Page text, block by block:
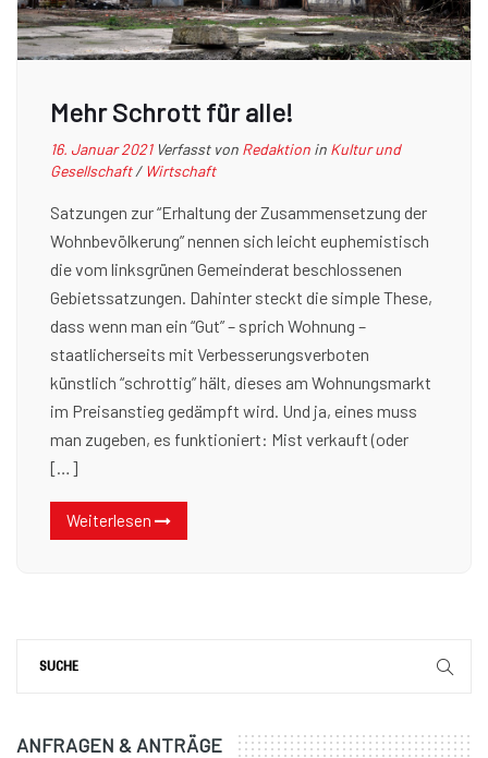
Mehr Schrott für alle!
16. Januar 2021 Verfasst von Redaktion in Kultur und
Gesellschaft/ Wirtschaft
Satzungen zur “Erhaltung der Zusammensetzung der
Wohnbevölkerung” nennen sich leicht euphemistisch
die vom linksgrünen Gemeinderat beschlossenen
Gebietssatzungen. Dahinter steckt die simple These,
dass wenn man ein “Gut” – sprich Wohnung –
staatlicherseits mit Verbesserungsverboten
künstlich “schrottig” hält, dieses am Wohnungsmarkt
im Preisanstieg gedämpft wird. Und ja, eines muss
man zugeben, es funktioniert: Mist verkauft (oder
[…]
Weiterlesen
ANFRAGEN & ANTRÄGE